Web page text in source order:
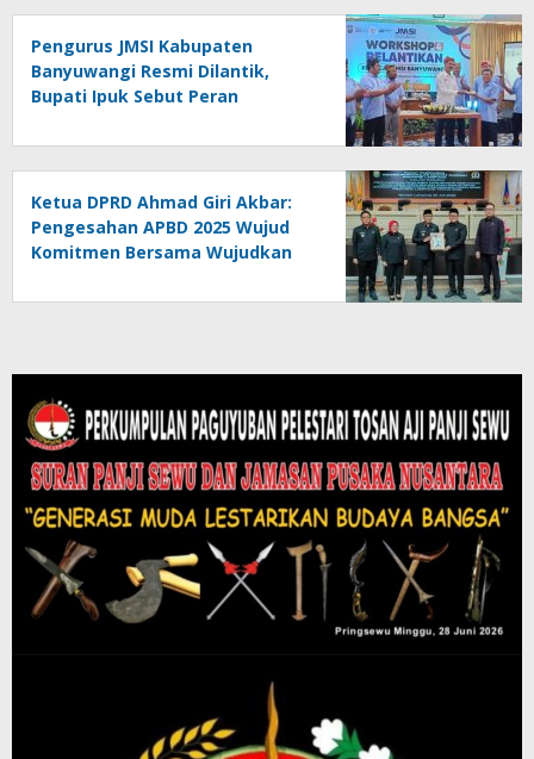
Pengurus JMSI Kabupaten
Banyuwangi Resmi Dilantik,
Bupati Ipuk Sebut Peran
Ketua DPRD Ahmad Giri Akbar:
Pengesahan APBD 2025 Wujud
Komitmen Bersama Wujudkan